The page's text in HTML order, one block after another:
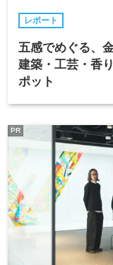
レポート
五感でめぐる、
建築・工芸・香
ポット
PR